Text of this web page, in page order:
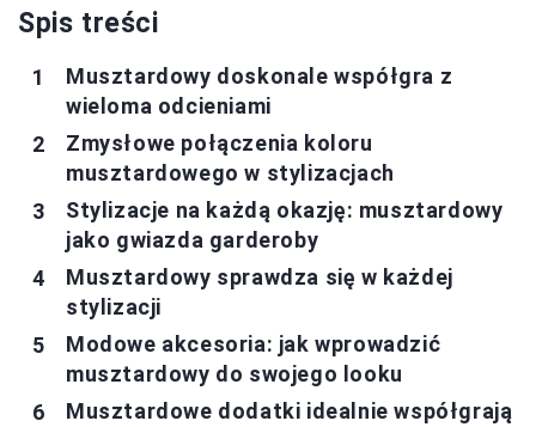
Spis treści
Musztardowy doskonale współgra z
wieloma odcieniami
Zmysłowe połączenia koloru
musztardowego w stylizacjach
Stylizacje na każdą okazję: musztardowy
jako gwiazda garderoby
Musztardowy sprawdza się w każdej
stylizacji
Modowe akcesoria: jak wprowadzić
musztardowy do swojego looku
Musztardowe dodatki idealnie współgrają